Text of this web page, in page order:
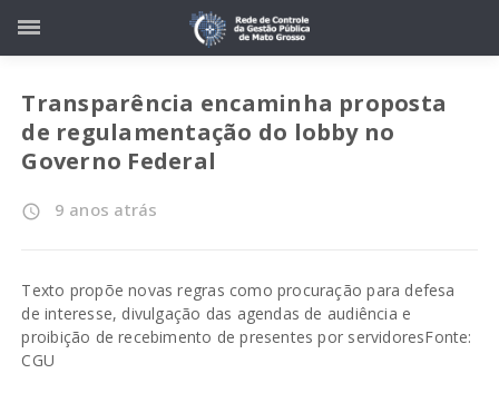
Transparência encaminha proposta
de regulamentação do lobby no
Governo Federal
access_time 9 anos atrás
Texto propõe novas regras como procuração para defesa
de interesse, divulgação das agendas de audiência e
proibição de recebimento de presentes por servidoresFonte:
CGU